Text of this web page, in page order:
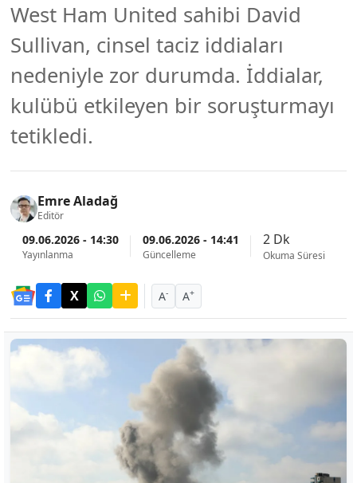
West Ham United sahibi David
Sullivan, cinsel taciz iddiaları
nedeniyle zor durumda. İddialar,
kulübü etkileyen bir soruşturmayı
tetikledi.
Emre Aladağ
Editör
09.06.2026 - 14:30
Yayınlanma
09.06.2026 - 14:41
Güncelleme
2 Dk
Okuma Süresi
A- A+